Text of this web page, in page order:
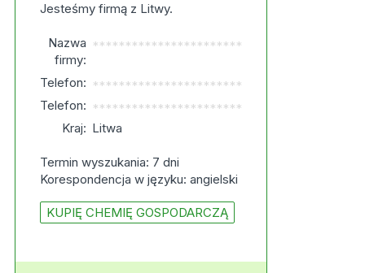
Jesteśmy firmą z Litwy.
Nazwa
firmy:
***********************
Telefon: ***********************
Telefon: ***********************
Kraj: Litwa
Termin wyszukania: 7 dni
Korespondencja w języku: angielski
KUPIĘ CHEMIĘ GOSPODARCZĄ